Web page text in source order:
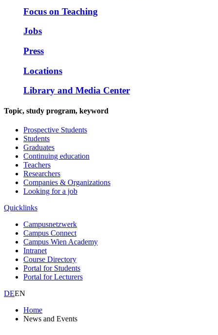
Focus on Teaching
Jobs
Press
Locations
Library and Media Center
Topic, study program, keyword
Prospective Students
Students
Graduates
Continuing education
Teachers
Researchers
Companies & Organizations
Looking for a job
Quicklinks
Campusnetzwerk
Campus Connect
Campus Wien Academy
Intranet
Course Directory
Portal for Students
Portal for Lecturers
DEEN
Home
News and Events